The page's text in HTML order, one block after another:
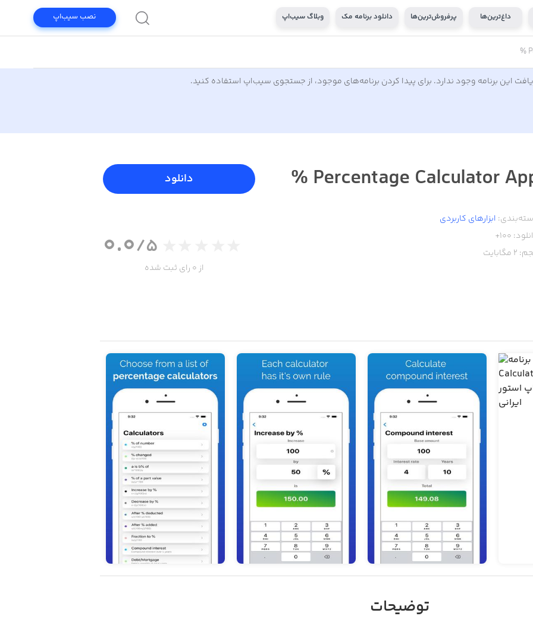
داغ‌ترین‌ها پرفروش‌ترین‌ها دانلود برنامه مک وبلاگ سیب‌اپ نصب سیب‌اپ
این برنامه وجود ندارد. برای پیدا کردن برنامه‌های موجود، از جستجوی سیب‌اپ استفاده کنید.
Percentage Calculator App
ابزار‌های کاربردی
100+
2 مگابایت
دانلود
0.0/5
از 0 رای ثبت شده
توضیحات